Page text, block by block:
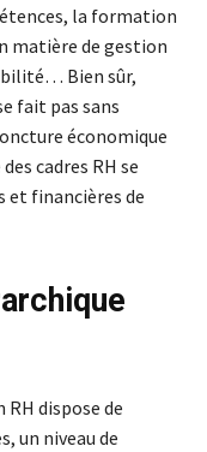
la formation
matière de gestion
Bien sûr,
fait pas sans
économique
cadres RH se
et financières de
dispose de
un niveau de